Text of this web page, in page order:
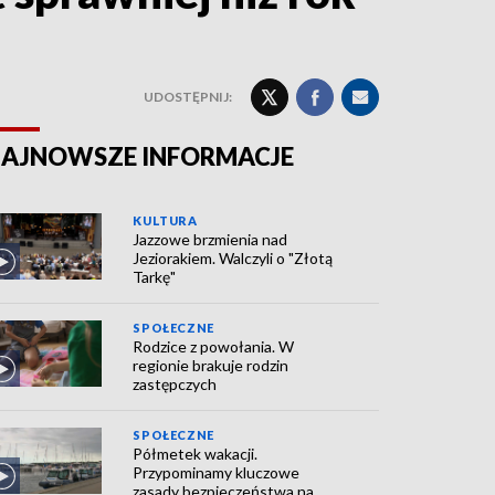
UDOSTĘPNIJ:
INFORMACJE
KULTURA
Jazzowe brzmienia nad
Jeziorakiem. Walczyli o "Złotą
Tarkę"
SPOŁECZNE
Rodzice z powołania. W
regionie brakuje rodzin
zastępczych
SPOŁECZNE
Półmetek wakacji.
Przypominamy kluczowe
zasady bezpieczeństwa na